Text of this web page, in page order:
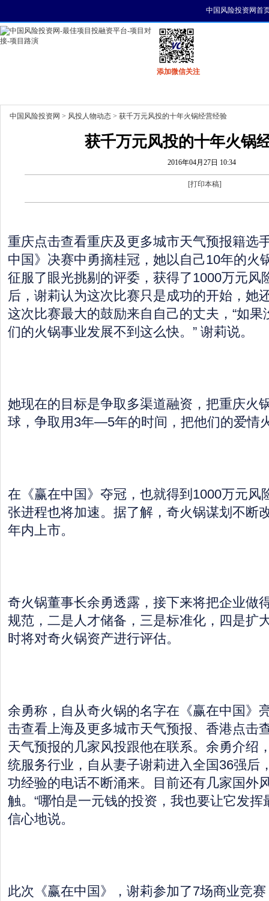
中国风险投资网首
添加微信关注
中国风险投资网 > 风投人物动态 > 获千万元风投的十年火锅经营经验
获千万元风投的十年火锅
2016年04月27日 10:34
[打印本稿]
重庆点击查看重庆及更多城市天气预报籍选
中国》决赛中勇摘桂冠，她以自己10年的火
征服了眼光挑剔的评委，获得了1000万元风
后，谢莉认为这次比赛只是成功的开始，她
这次比赛最大的鼓励来自自己的丈夫，“如
们的火锅事业发展不到这么快。” 谢莉说。
她现在的目标是争取多渠道融资，把重庆火
球，争取用3年—5年的时间，把他们的爱情
在《赢在中国》夺冠，也就得到1000万元风
张进程也将加速。据了解，奇火锅谋划不断
年内上市。
奇火锅董事长余勇透露，接下来将把企业做
规范，二是人才储备，三是标准化，四是扩
时将对奇火锅资产进行评估。
余勇称，自从奇火锅的名字在《赢在中国》
击查看上海及更多城市天气预报、香港点击
天气预报的几家风投跟他在联系。余勇介绍
统服务行业，自从妻子谢莉进入全国36强后
功经验的电话不断涌来。目前还有几家国外
触。“哪怕是一元钱的投资，我也要让它发挥
信心地说。
此次《赢在中国》，谢莉参加了7场商业竞